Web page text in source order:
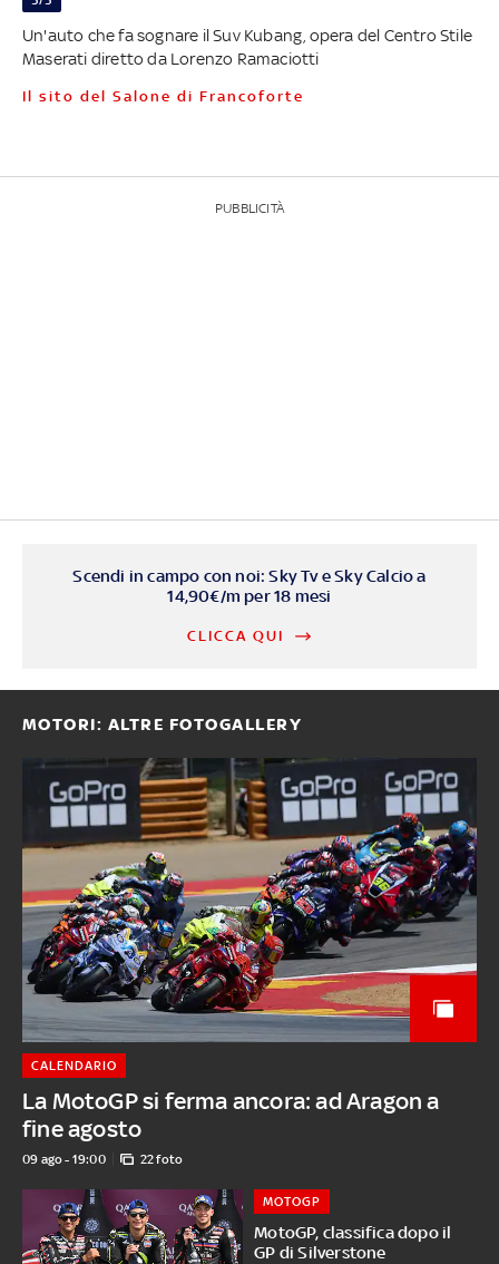
Un'auto che fa sognare il Suv Kubang, opera del Centro Stile
Maserati diretto da Lorenzo Ramaciotti
Il sito del Salone di Francoforte
PUBBLICITÀ
Scendi in campo con noi: Sky Tv e Sky Calcio a
14,90€/m per 18 mesi
CLICCA QUI
MOTORI: ALTRE FOTOGALLERY
La MotoGP si ferma ancora: ad Aragon a
fine agosto
CALENDARIO
09 ago - 19:00 22 foto
MotoGP, classifica dopo il
GP di Silverstone
MOTOGP